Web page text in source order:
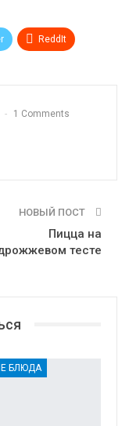
ReddIt
1 Comments
НОВЫЙ ПОСТ
Пицца на
тесте
БЛЮДА